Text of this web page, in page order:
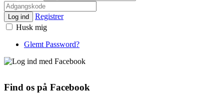
Log ind
Registrer
Husk mig
Glemt Password?
Find os på Facebook